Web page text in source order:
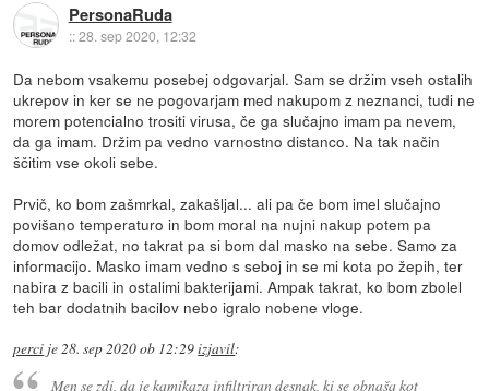
PersonaRuda
::28. sep 2020, 12:32
Da nebom vsakemu posebej odgovarjal. Sam se držim vseh ostalih
ukrepov in ker se ne pogovarjam med nakupom z neznanci, tudi ne
morem potencialno trositi virusa, če ga slučajno imam pa nevem,
da ga imam. Držim pa vedno varnostno distanco. Na tak način
ščitim vse okoli sebe.
Prvič, ko bom zašmrkal, zakašljal... ali pa če bom imel slučajno
povišano temperaturo in bom moral na nujni nakup potem pa
domov odležat, no takrat pa si bom dal masko na sebe. Samo za
informacijo. Masko imam vedno s seboj in se mi kota po žepih, ter
nabira z bacili in ostalimi bakterijami. Ampak takrat, ko bom zbolel
teh bar dodatnih bacilov nebo igralo nobene vloge.
perci je28. sep 2020 ob 12:29izjavil:
Men se zdi, da je kamikaza infiltriran desnak, ki se obnaša kot